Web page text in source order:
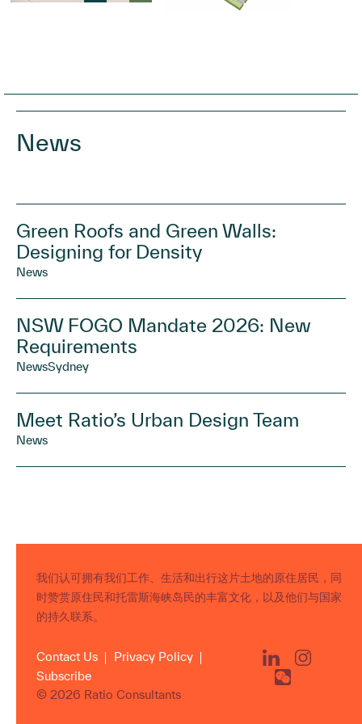
News
Green Roofs and Green Walls:
Designing for Density
News
NSW FOGO Mandate 2026: New
Requirements
NewsSydney
Meet Ratio’s Urban Design Team
News
我们认可拥有我们工作、生活和出行这片土地的原住居民，同
时赞赏原住民和托雷斯海峡岛民的丰富文化，以及他们与国家
的持久联系。
Contact Us
Privacy Policy
Subscribe
© 2026 Ratio Consultants